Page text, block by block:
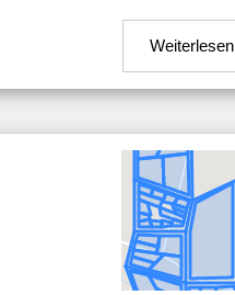
Weiterlesen